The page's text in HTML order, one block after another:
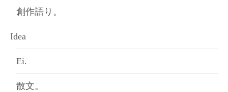
創作語り。
Idea
Ei.
散文。